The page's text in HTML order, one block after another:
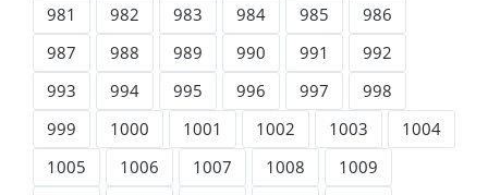
981
982 983 984 985
986
987
988 989 990 991
992
993
994 995 996 997
998
999
1000 1001 1002 1003
1004
1005
1006 1007 1008
1009